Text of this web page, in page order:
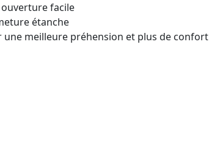
facile
étanche
meilleure préhension et plus de confort